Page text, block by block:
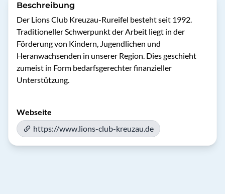
Beschreibung
Der Lions Club Kreuzau-Rureifel besteht seit 1992.
Traditioneller Schwerpunkt der Arbeit liegt in der
Förderung von Kindern, Jugendlichen und
Heranwachsenden in unserer Region. Dies geschieht
zumeist in Form bedarfsgerechter finanzieller
Unterstützung.
Webseite
https://www.lions-club-kreuzau.de